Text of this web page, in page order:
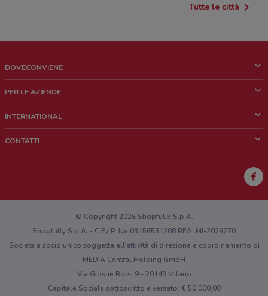
Tutte le città
DOVECONVIENE
Chi siamo
Lavora con noi
PER LE AZIENDE
Richieste commerciali e marketing
INTERNATIONAL
CONTATTI
Hai un malfunzionamento sul web o sull'app?
© Copyright 2026 Shopfully S.p.A.
Shopfully S.p.A. - C.F / P. Iva 03156531208 REA: MI-2029270
Società a socio unico soggetta all’attività di direzione e coordinamento di
MEDIA Central Holding GmbH
Via Giosuè Borsi 9 - 20143 Milano
Capitale Sociale sottoscritto e versato: € 50.000,00